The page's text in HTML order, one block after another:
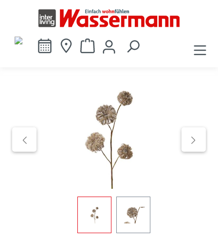
springen
Bildergalerie überspringen